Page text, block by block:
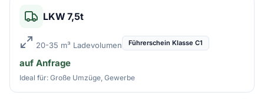
LKW 7,5t
20-35 m³ Ladevolumen Führerschein Klasse C1
auf Anfrage
Ideal für: Große Umzüge, Gewerbe